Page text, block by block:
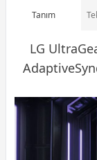
Tanım
LG